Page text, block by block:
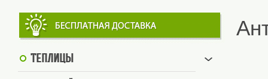
Теплицы